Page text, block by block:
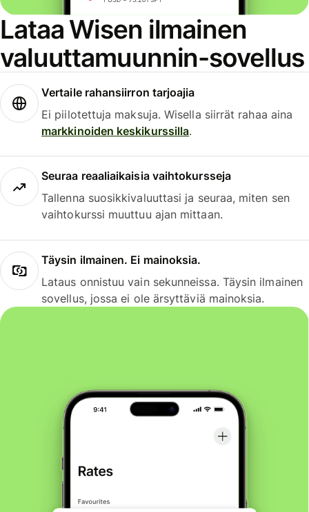
Lataa Wisen ilmainen
valuuttamuunnin-sovellus
Vertaile rahansiirron tarjoajia
Ei piilotettuja maksuja. Wisella siirrät rahaa aina
markkinoiden keskikurssilla.
Seuraa reaaliaikaisia vaihtokursseja
Tallenna suosikkivaluuttasi ja seuraa, miten sen
vaihtokurssi muuttuu ajan mittaan.
Täysin ilmainen. Ei mainoksia.
Lataus onnistuu vain sekunneissa. Täysin ilmainen
sovellus, jossa ei ole ärsyttäviä mainoksia.